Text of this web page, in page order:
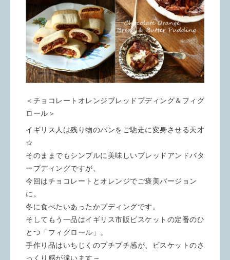
＜チョコレートオレンジブレッドプディング＆フィグ
ロール＞
イギリス人は残り物のパンをご馳走に変身させる天才
☆
そのままでもシンプルに美味しいブレッドアンドバタ
ープディングですが、
今回はチョコレートとオレンジでご褒美バージョン
に。
冬に食べたいあったかプディングです。
そしてもう一品はイギリス市販ビスケットの定番のひ
とつ「フィグロール」。
手作り品はいちじくのプチプチ感が、ビスケットのさ
っくり感が違います～